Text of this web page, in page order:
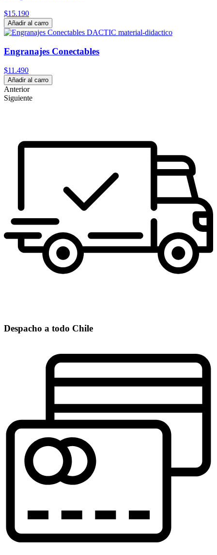
$15.190
Añadir al carro
Engranajes Conectables
$11.490
Añadir al carro
Anterior
Siguiente
Despacho a todo Chile